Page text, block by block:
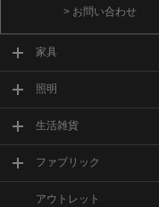
> お問い合わせ
家具
照明
生活雑貨
ファブリック
アウトレット